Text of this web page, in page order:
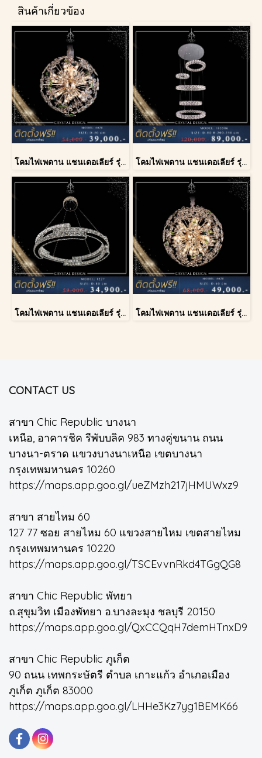
สินค้าเกี่ยวข้อง
โคมไฟเพดาน แชนเดอเลียร์ รุ่น A028-D40 โคมไฟเพดาน แชนเดอเลียร์ รุ่น 183586
โคมไฟเพดาน แชนเดอเลียร์ รุ่น 1227 โคมไฟเพดาน แชนเดอเลียร์ รุ่น A028-D60
CONTACT US
สาขา Chic Republic บางนา
เหนือ, อาคารชิค รีพับบลิค 983 ทางคู่ขนาน ถนน
บางนา-ตราด แขวงบางนาเหนือ เขตบางนา
กรุงเทพมหานคร 10260
https://maps.app.goo.gl/ueZMzh217jHMUWxz9
สาขา สายไหม 60
127 77 ซอย สายไหม 60 แขวงสายไหม เขตสายไหม
กรุงเทพมหานคร 10220
https://maps.app.goo.gl/TSCEvvnRkd4TGgQG8
สาขา Chic Republic พัทยา
ถ.สุขุมวิท เมืองพัทยา อ.บางละมุง ชลบุรี 20150
https://maps.app.goo.gl/QxCCQqH7demHTnxD9
สาขา Chic Republic ภูเก็ต
90 ถนน เทพกระษัตรี ตำบล เกาะแก้ว อำเภอเมือง
ภูเก็ต ภูเก็ต 83000
https://maps.app.goo.gl/LHHe3Kz7yg1BEMK66